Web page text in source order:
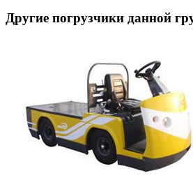
Другие погрузчики данной